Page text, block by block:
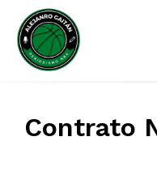
Contrato